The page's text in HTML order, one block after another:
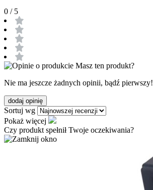
0 / 5
Masz ten produkt?
Nie ma jeszcze żadnych opinii, bądź pierwszy!
dodaj opinię
Sortuj wg
Pokaż więcej
Czy produkt spełnił Twoje oczekiwania?